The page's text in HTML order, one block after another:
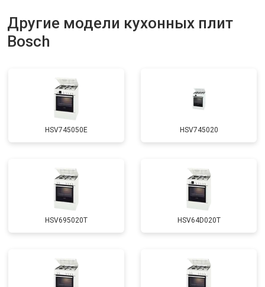
Другие модели кухонных плит
Bosch
HSV745050E HSV745020
HSV695020T HSV64D020T